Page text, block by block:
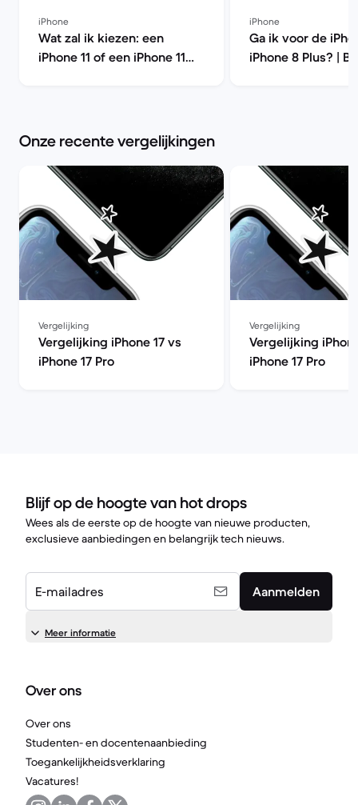
iPhone
Wat zal ik kiezen: een
iPhone 11 of een iPhone 11
iPhone
Ga ik voor de
iPhone 8 Plus? |
Onze recente vergelijkingen
Vergelijking
Vergelijking iPhone 17 vs
iPhone 17 Pro
Vergelijking
Vergelijking
iPhone 17 Pro
Blijf op de hoogte van hot drops
Wees als de eerste op de hoogte van nieuwe producten,
exclusieve aanbiedingen en belangrijk tech nieuws.
E-mailadres Aanmelden
Meer informatie
Over ons
Over ons
Studenten- en docentenaanbieding
Toegankelijkheidsverklaring
Vacatures!